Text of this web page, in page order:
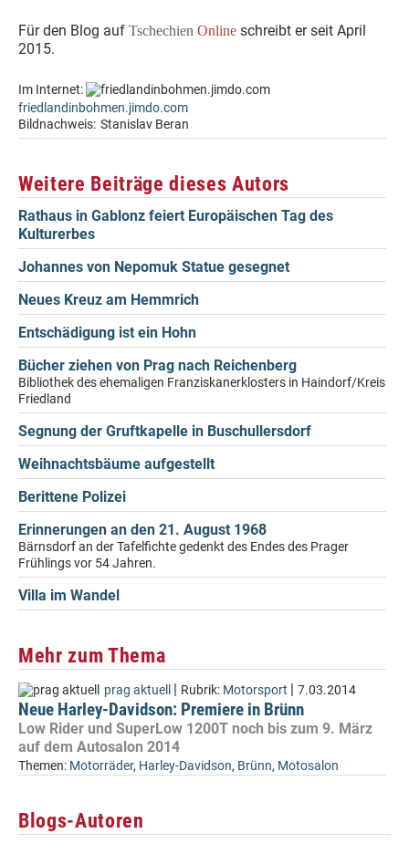
Für den Blog auf Tschechien Online schreibt er seit April
2015.
Im Internet:
friedlandinbohmen.jimdo.com
Bildnachweis: Stanislav Beran
Weitere Beiträge dieses Autors
Rathaus in Gablonz feiert Europäischen Tag des
Kulturerbes
Johannes von Nepomuk Statue gesegnet
Neues Kreuz am Hemmrich
Entschädigung ist ein Hohn
Bücher ziehen von Prag nach Reichenberg
Bibliothek des ehemaligen Franziskanerklosters in Haindorf/Kreis
Friedland
Segnung der Gruftkapelle in Buschullersdorf
Weihnachtsbäume aufgestellt
Berittene Polizei
Erinnerungen an den 21. August 1968
Bärnsdorf an der Tafelfichte gedenkt des Endes des Prager
Frühlings vor 54 Jahren.
Villa im Wandel
Mehr zum Thema
prag aktuell | Rubrik: Motorsport | 7.03.2014
Neue Harley-Davidson: Premiere in Brünn
Low Rider und SuperLow 1200T noch bis zum 9. März
auf dem Autosalon 2014
Themen: Motorräder, Harley-Davidson, Brünn, Motosalon
Blogs-Autoren